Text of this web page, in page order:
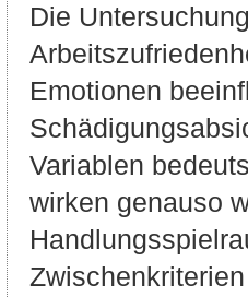
Die
Emotionen
Variablen
wirken genauso